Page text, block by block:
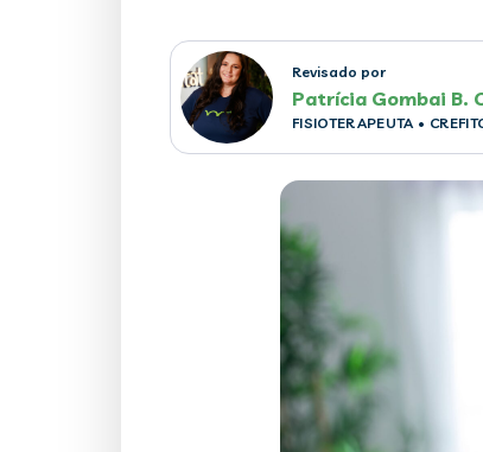
Revisado por
Patrícia Gombai B.
FISIOTERAPEUTA•